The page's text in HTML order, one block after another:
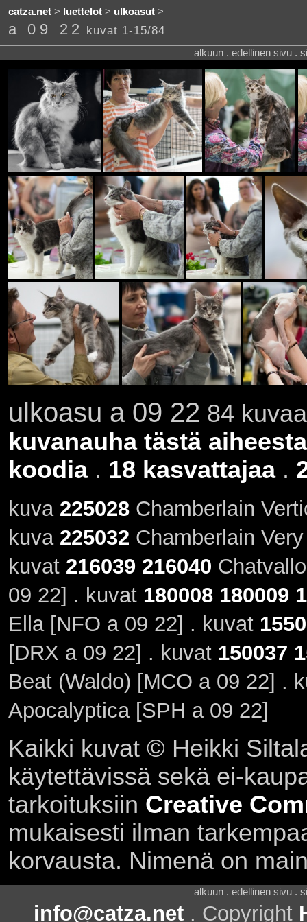
catza.net> luettelot> ulkoasut>
a 09 22 kuvat 1-15/84
alkuun . edellinen sivu .
ulkoasu a 09 22 84
kuvanauha tästä aiheesta
koodia. 18 kasvattajaa.
kuva 225028Chamberlain
kuva 225032 Chamberlain
kuvat 216039 216040
09 22] . kuvat 180008 180009
Ella [NFO a 09 22] . kuvat
[DRX a 09 22] . kuvat 150037
Beat (Waldo) [MCO a 09 22] .
Apocalyptica [SPH a 09 22]
Kaikki kuvat © Heikki
käytettävissä sekä ei-
tarkoituksiin Creative
mukaisesti ilman
korvausta. Nimenä on
alkuun . edellinen sivu .
info@catza.net . Copyright